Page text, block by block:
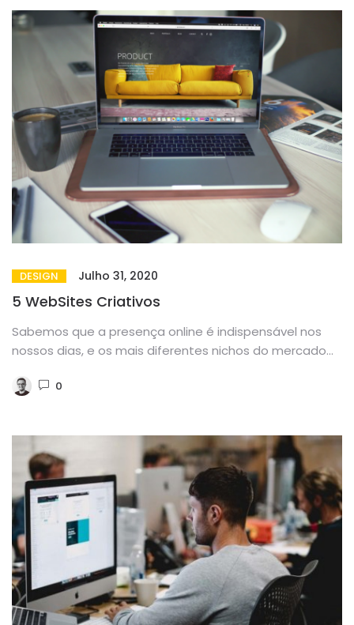
DESIGN Julho 31, 2020
5 WebSites Criativos
Sabemos que a presença online é indispensável nos
nossos dias, e os mais diferentes nichos do mercado
0